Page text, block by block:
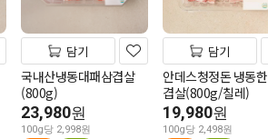
담기
국내산냉동대패삼겹살
(800g)
23,980원
100g당 2,998원
담기
안데스청정돈 냉동
겹살(800g/칠레)
19,980원
100g당 2,498원